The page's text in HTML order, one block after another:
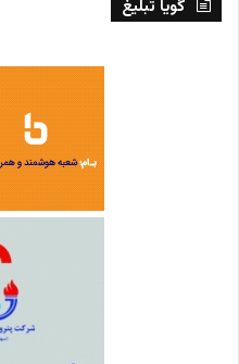
گویا تبلیغ